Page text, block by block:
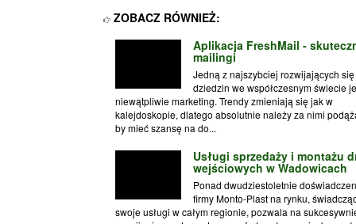
ZOBACZ RÓWNIEŻ:
Aplikacja FreshMail -
mailingi
Jedną z najszybciej rozwijających się
dziedzin we współczesnym świecie
niewątpliwie marketing. Trendy zmieniają się jak w
kalejdoskopie, dlatego absolutnie należy za nimi
by mieć szansę na do...
Usługi sprzedaży i montażu
wejściowych w Wadowicach
Ponad dwudziestoletnie
firmy Monto-Plast na rynku,
swoje usługi w całym regionie, pozwala na